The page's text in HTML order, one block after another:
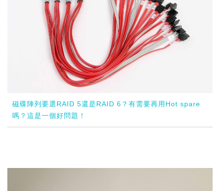
磁碟陣列要選RAID 5還是RAID 6？有需要再用Hot spare
嗎？這是一個好問題！